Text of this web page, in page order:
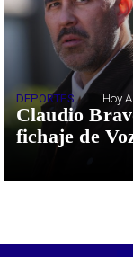
Claudio
fichaje de
DEPORTES Hoy